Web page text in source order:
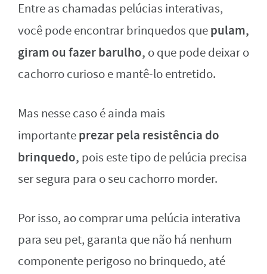
Entre as chamadas pelúcias interativas,
você pode encontrar brinquedos quepulam,
giram ou fazer barulho, o que pode deixar o
cachorro curioso e mantê-lo entretido.
Mas nesse caso é ainda mais
importanteprezar pela resistência do
brinquedo, pois este tipo de pelúcia precisa
ser segura para o seu cachorro morder.
Por isso, ao comprar uma pelúcia interativa
para seu pet, garanta que não há nenhum
componente perigoso no brinquedo, até